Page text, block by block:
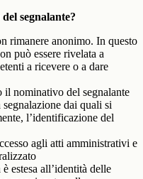
segnalante?
rimanere anonimo. In questo
può essere rivelata a
a ricevere o a dare
nominativo del segnalante
dai quali si
l’identificazione del
agli atti amministrativi e
estesa all’identità delle